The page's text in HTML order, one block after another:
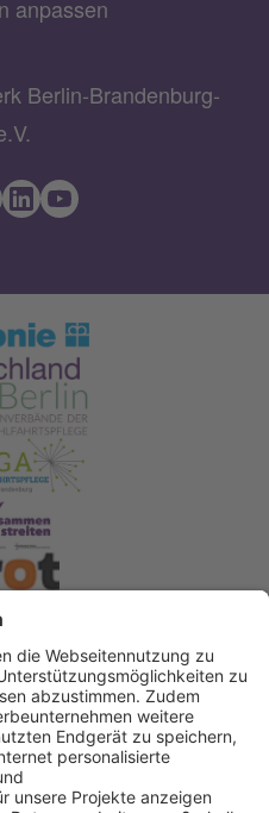
anpassen
Berlin-Brandenburg-
Werk Berlin-
Oberlausitz e.V